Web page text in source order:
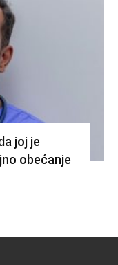
joj je
obećanje